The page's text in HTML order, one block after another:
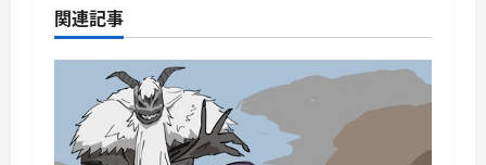
関連記事